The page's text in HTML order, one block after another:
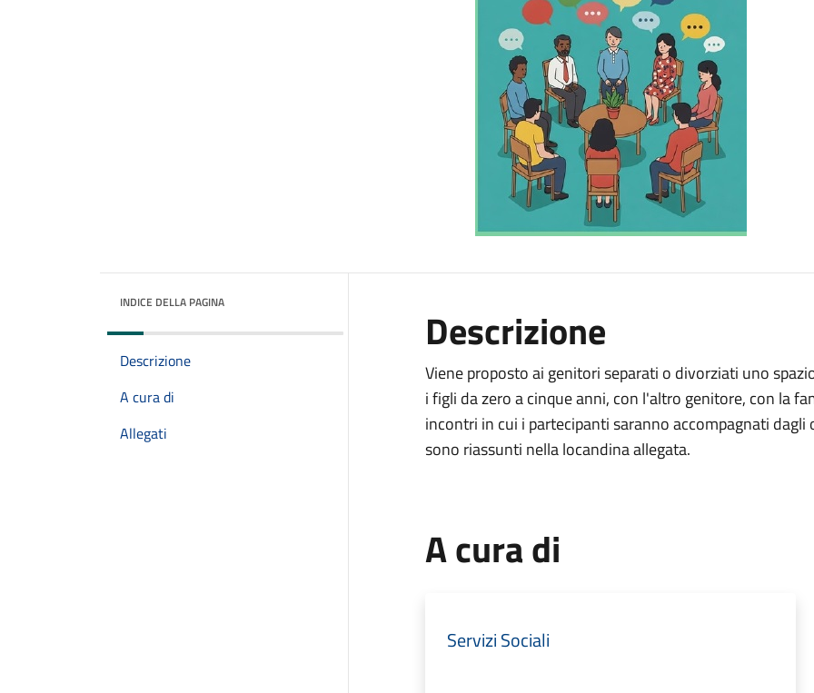
INDICE DELLA PAGINA
Descrizione
A cura di
Allegati
Descrizione
Viene proposto ai genitori separati o divorziati uno
i figli da zero a cinque anni, con l'altro genitore, con la
incontri in cui i partecipanti saranno accompagnati
sono riassunti nella locandina allegata.
A cura di
Servizi Sociali